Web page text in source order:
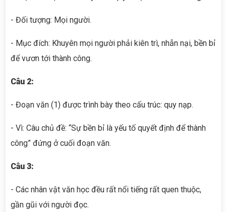
- Đối tượng: Mọi người.
- Mục đích: Khuyên mọi người phải kiên trì, nhẫn nại, bền bỉ
để vươn tới thành công.
Câu 2:
- Đoạn văn (1) được trình bày theo cấu trúc: quy nạp.
- Vì: Câu chủ đề: “Sự bền bỉ là yếu tố quyết định để thành
công” đứng ở cuối đoạn văn.
Câu 3:
- Các nhân vật văn học đều rất nổi tiếng rất quen thuộc,
gần gũi với người đọc.